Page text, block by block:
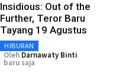
Insidious: Out of the
Further, Teror Baru
Tayang 19 Agustus
HIBURAN
Oleh Darnawaty Binti
baru saja